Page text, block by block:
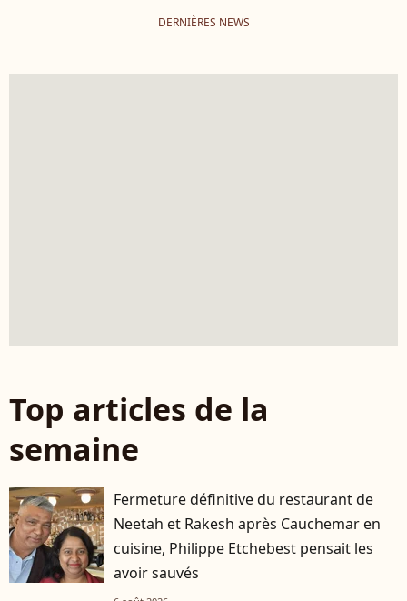
DERNIÈRES NEWS
Top articles de la
semaine
Fermeture définitive du restaurant de
Neetah et Rakesh après Cauchemar en
cuisine, Philippe Etchebest pensait les
avoir sauvés